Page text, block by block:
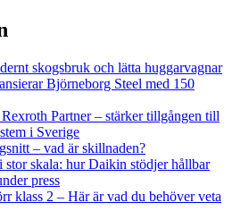
skogsbruk och lätta huggarvagnar
Björneborg Steel med 150
Partner – stärker tillgången till
i Sverige
– vad är skillnaden?
stor skala: hur Daikin stödjer hållbar
press
klass 2 – Här är vad du behöver veta